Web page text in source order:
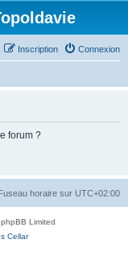
Connexion
Inscription
forum ?
horaire sur UTC+02:00
Limited
Cellar